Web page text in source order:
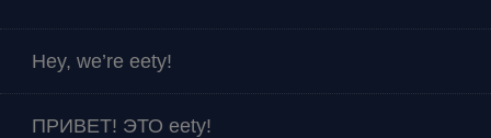
Hey, we’re eety!
ПРИВЕТ! ЭТО eety!